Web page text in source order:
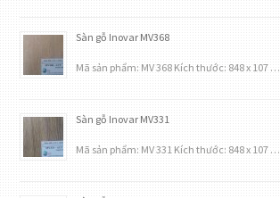
Sàn gỗ Inovar MV368
Mã sản phẩm: MV 368 Kích thước: 848 x 107 …
Sàn gỗ Inovar MV331
Mã sản phẩm: MV 331 Kích thước: 848 x 107 …